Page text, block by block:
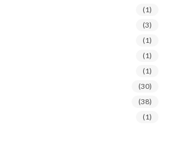
(1)
(3)
(1)
(1)
(1)
(30)
(38)
(1)